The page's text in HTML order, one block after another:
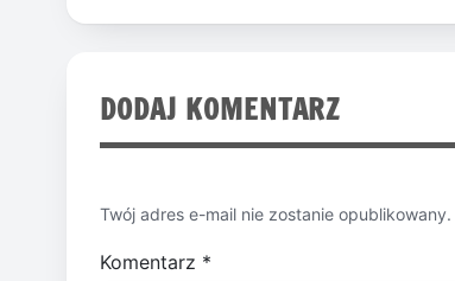
DODAJ KOMENTARZ
Twój adres e-mail nie zostanie opublikowany.
Komentarz *